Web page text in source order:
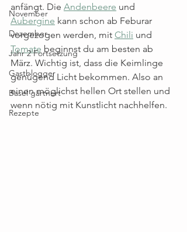
November
Dezember
Jahr 2 Fortsetzung
Gastblogger
Basel gärtnert
Rezepte
anfängt. Die Andenbeere und
Aubergine kann schon ab Feburar
vorgezogen werden, mit Chili und
Tomate beginnst du am besten ab
März. Wichtig ist, dass die Keimlinge
genügend Licht bekommen. Also an
einen möglichst hellen Ort stellen und
wenn nötig mit Kunstlicht nachhelfen.